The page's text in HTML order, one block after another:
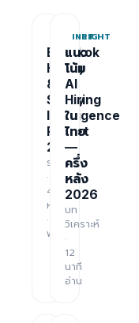
REPORT
Bangkok
Hiring
&
Salary
Intelligence
Report
2026
รายงาน
·
48
หน้า
·
ฟรี
INSIGHT
แนว
โน้ม
AI
Hiring
ใน
ไทย
—
ครึ่ง
หลัง
2026
บท
วิเคราะห์
·
12
นาที
อ่าน